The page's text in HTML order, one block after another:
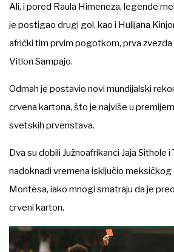
Ali, i pored Raula Himeneza, legende
je postigao drugi gol, kao i Hulijana
afrički tim prvim pogotkom, prva
Vitlon Sampajo.
Odmah je postavio novi mundijalski
crvena kartona, što je najviše u
svetskih prvenstava.
Dva su dobili Južnoafrikanci Jaja Sithole i
nadoknadi vremena isključio meksičkog
Montesa, iako mnogi smatraju da je
crveni karton.